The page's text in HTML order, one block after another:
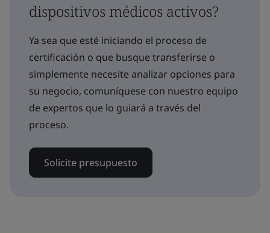
dispositivos médicos activos?
Ya sea que esté iniciando el proceso de
certificación o que busque transferirse o
simplemente necesite analizar opciones para
su negocio, comuníquese con nuestro equipo
de expertos que lo guiará a través del
proceso.
Solicite presupuesto